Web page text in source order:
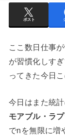
ポスト
ここ数日仕事
が習慣化しす
ってきた今日こ
今日はまた統
モアブル・ラ
でnを無限に増